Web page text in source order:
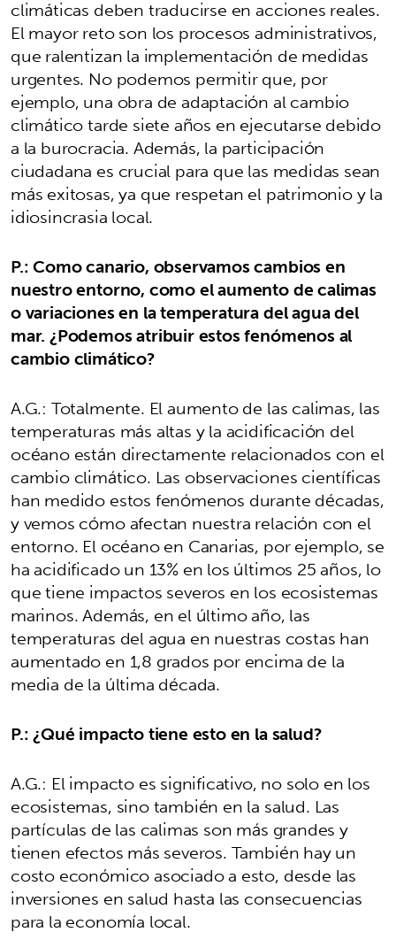
climáticas deben traducirse en acciones reales.
El mayor reto son los procesos administrativos,
que ralentizan la implementación de medidas
urgentes. No podemos permitir que, por
ejemplo, una obra de adaptación al cambio
climático tarde siete años en ejecutarse debido
a la burocracia. Además, la participación
ciudadana es crucial para que las medidas sean
más exitosas, ya que respetan el patrimonio y la
idiosincrasia local.
P.: Como canario, observamos cambios en
nuestro entorno, como el aumento de calimas
o variaciones en la temperatura del agua del
mar. ¿Podemos atribuir estos fenómenos al
cambio climático?
A.G.: Totalmente. El aumento de las calimas, las
temperaturas más altas y la acidificación del
océano están directamente relacionados con el
cambio climático. Las observaciones científicas
han medido estos fenómenos durante décadas,
y vemos cómo afectan nuestra relación con el
entorno. El océano en Canarias, por ejemplo, se
ha acidificado un 13% en los últimos 25 años, lo
que tiene impactos severos en los ecosistemas
marinos. Además, en el último año, las
temperaturas del agua en nuestras costas han
aumentado en 1,8 grados por encima de la
media de la última década.
P.: ¿Qué impacto tiene esto en la salud?
A.G.: El impacto es significativo, no solo en los
ecosistemas, sino también en la salud. Las
partículas de las calimas son más grandes y
tienen efectos más severos. También hay un
costo económico asociado a esto, desde las
inversiones en salud hasta las consecuencias
para la economía local.